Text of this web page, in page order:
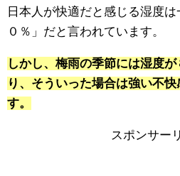
日本人が快適だと感じる湿度
０％」だと言われています。
しかし、梅雨の季節には湿度
り、そういった場合は強い不
す。
スポンサー